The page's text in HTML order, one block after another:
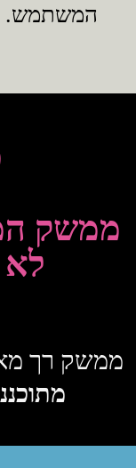
המשתמש.
ממשק
לא
ממשק רך